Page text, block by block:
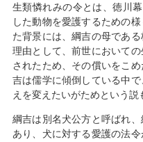
生類憐れみの令とは、徳川
した動物を愛護するための
た背景には、綱吉の母であ
理由として、前世において
されたため、その償いをこ
吉は儒学に傾倒している中
えを変えたいがためという説
綱吉は別名犬公方と呼ばれ
あり、犬に対する愛護の法